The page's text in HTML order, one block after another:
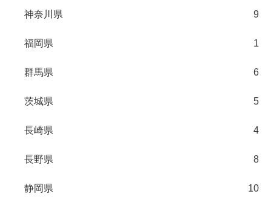
神奈川県 9
福岡県 1
群馬県 6
茨城県 5
長崎県 4
長野県 8
静岡県 10